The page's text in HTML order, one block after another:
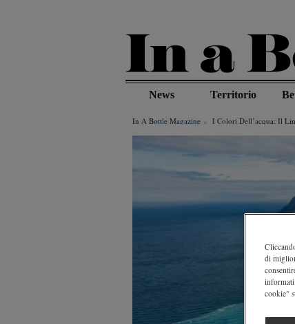
News Territorio
In A Bottle Magazine I Colori Dell’acqua: Il
di
cookie"